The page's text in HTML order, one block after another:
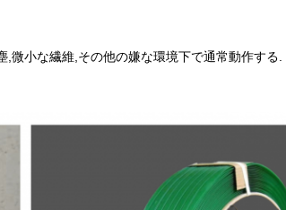
微小な繊維,その他の嫌な環境下で通常動作する.